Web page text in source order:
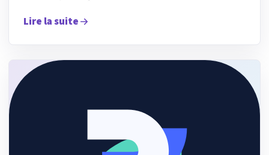
Lire la suite